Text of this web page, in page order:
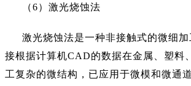
（6）激光烧蚀法
激光烧蚀法是一种非接触式的微细
接根据计算机CAD的数据在金属、塑料
工复杂的微结构，已应用于微模和微通